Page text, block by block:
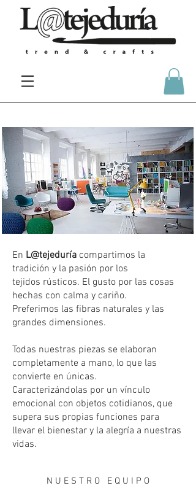
En L@tejeduría compartimos la
tradición y la pasión por los
tejidos rústicos. El gusto por las cosas
hechas con calma y cariño.
Preferimos las fibras naturales y las
grandes dimensiones.
Todas nuestras piezas se elaboran
completamente a mano, lo que las
convierte en únicas.
Caracterizándolas por un vínculo
emocional con objetos cotidianos, que
supera sus propias funciones para
llevar el bienestar y la alegría a nuestras
vidas.
N U E S T R O E Q U I P O